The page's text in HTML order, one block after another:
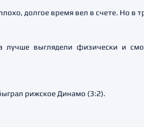
долгое время вел в счете. Но в
выглядели физически и
рижское Динамо (3:2).